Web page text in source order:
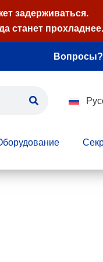
задерживаться.
станет прохладнее.